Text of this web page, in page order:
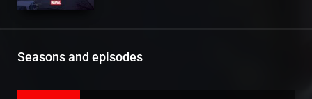
Seasons and episodes